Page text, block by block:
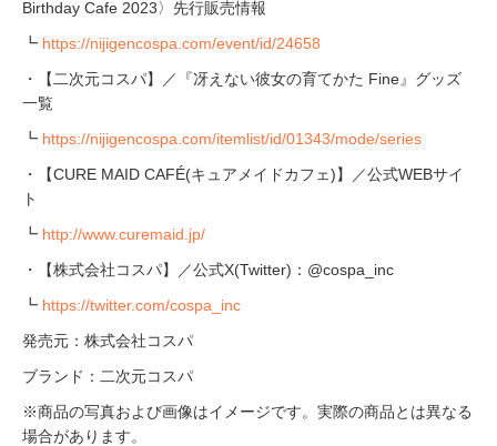
Birthday Cafe 2023〉先行販売情報
┗ https://nijigencospa.com/event/id/24658
・【二次元コスパ】／『冴えない彼女の育てかた Fine』グッズ
一覧
┗ https://nijigencospa.com/itemlist/id/01343/mode/series
・【CURE MAID CAFÉ(キュアメイドカフェ)】／公式WEBサイ
ト
┗ http://www.curemaid.jp/
・【株式会社コスパ】／公式X(Twitter)：@cospa_inc
┗ https://twitter.com/cospa_inc
発売元：株式会社コスパ
ブランド：二次元コスパ
※商品の写真および画像はイメージです。実際の商品とは異なる
場合があります。